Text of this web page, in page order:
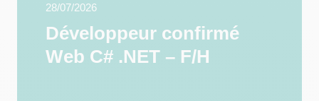
28/07/2026
Développeur confirmé
Web C# .NET – F/H